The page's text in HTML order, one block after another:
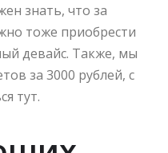
знать, что за
тоже приобрести
девайс. Также, мы
за 3000 рублей, с
тут.